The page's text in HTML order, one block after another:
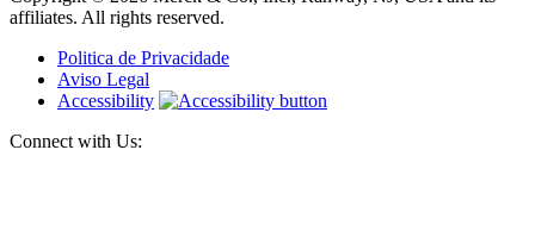
affiliates. All rights reserved.
Politica de Privacidade
Aviso Legal
Accessibility
Connect with Us: